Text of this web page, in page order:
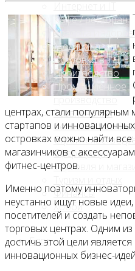
Кафе / ресторан
Красота и
Медицина
Островки в ТЦ
Производство
Промышленное
производство
Развлечения
Сельское
Строительство,
Сфера услуг
Торговля и
Финансы
Хобби
Блог
центрах, стали популярным
стартапов и
островках можно найти
магазинчиков с
фитнес-центров.
Именно поэтому
неустанно ищут новые
посетителей и создать
торговых центрах. Одним
достичь этой цели
инновационных бизнес-